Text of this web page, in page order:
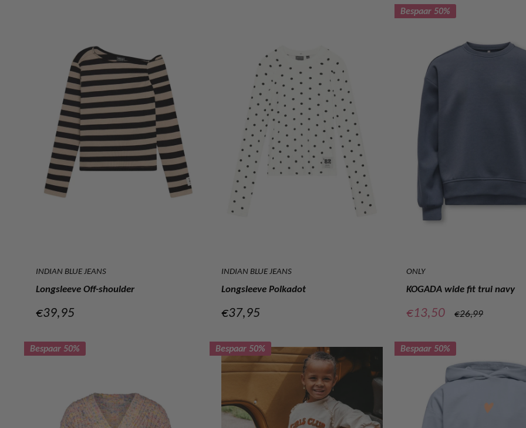
INDIAN BLUE JEANS
Longsleeve Off-shoulder
Verkoopprijs
€39,95
INDIAN BLUE JEANS
Longsleeve Polkadot
Verkoopprijs
€37,95
Bespaar 50%
ONLY
KOGADA wide fit trui navy
Verkoopprijs
€13,50
Normale
€26,99
Bespaar 50% Bespaar 50% Bespaar 50%